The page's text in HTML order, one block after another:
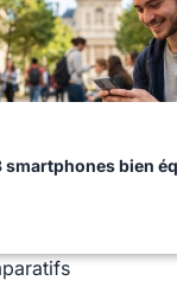
smartphones bien